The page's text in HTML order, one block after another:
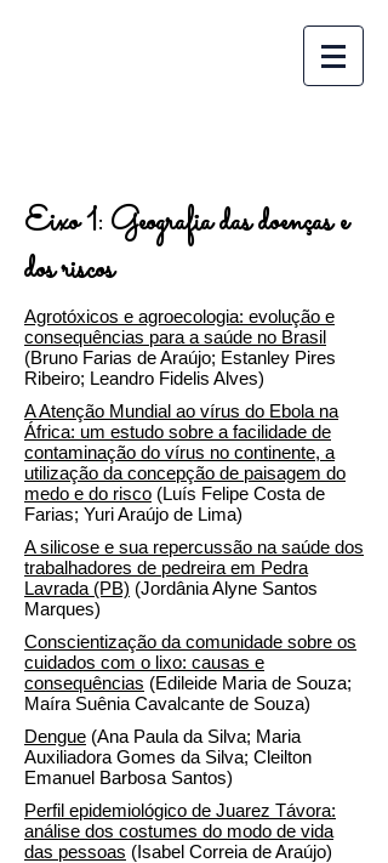
Eixo 1: Geografia das doenças e
dos riscos
Agrotóxicos e agroecologia: evolução e
consequências para a saúde no Brasil
(Bruno Farias de Araújo; Estanley Pires
Ribeiro; Leandro Fidelis Alves)
A Atenção Mundial ao vírus do Ebola na
África: um estudo sobre a facilidade de
contaminação do vírus no continente, a
utilização da concepção de paisagem do
medo e do risco (Luís Felipe Costa de
Farias; Yuri Araújo de Lima)
A silicose e sua repercussão na saúde dos
trabalhadores de pedreira em Pedra
Lavrada (PB) (Jordânia Alyne Santos
Marques)
Conscientização da comunidade sobre os
cuidados com o lixo: causas e
consequências (Edileide Maria de Souza;
Maíra Suênia Cavalcante de Souza)
Dengue (Ana Paula da Silva; Maria
Auxiliadora Gomes da Silva; Cleilton
Emanuel Barbosa Santos)
Perfil epidemiológico de Juarez Távora:
análise dos costumes do modo de vida
das pessoas (Isabel Correia de Araújo)